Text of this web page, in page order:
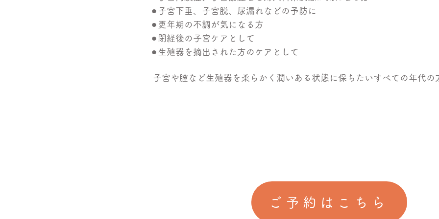
⚫︎ 子宮下垂、子宮脱、尿漏れなどの予防に
⚫︎ 更年期の不調が気になる方
⚫︎ 閉経後の子宮ケアとして
⚫︎ 生殖器を摘出された方のケアとして
子宮や膣など生殖器を柔らかく潤いある状態に保ちたいすべての年代の
ご予約はこちら